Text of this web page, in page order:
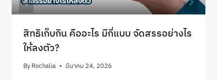
สิทธิเก็บกิน คืออะไร มีกี่แบบ จัดสรรอย่างไร
ให้ลงตัว?
By Rochalia มีนาคม 24, 2026